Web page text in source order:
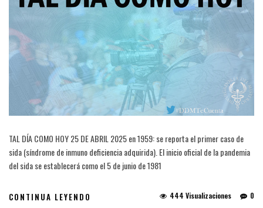
TAL DÍA COMO HOY 25 DE ABRIL 2025 en 1959: se reporta el primer caso de
sida (síndrome de inmuno deficiencia adquirida). El inicio oficial de la pandemia
del sida se establecerá como el 5 de junio de 1981
CONTINUA LEYENDO 0
444 Visualizaciones